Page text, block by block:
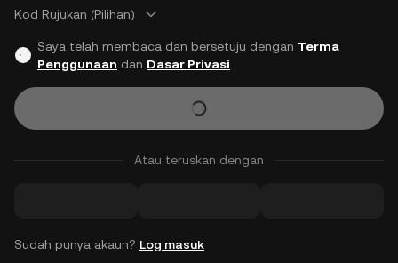
Kod Rujukan (Pilihan)
Saya telah membaca dan bersetuju dengan Terma
Penggunaan dan Dasar Privasi
Atau teruskan dengan
Sudah punya akaun? Log masuk